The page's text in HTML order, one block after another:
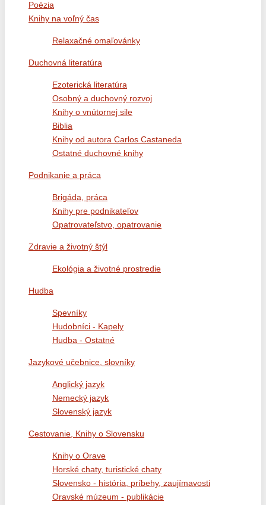
Poézia
Knihy na voľný čas
Relaxačné omaľovánky
Duchovná literatúra
Ezoterická literatúra
Osobný a duchovný rozvoj
Knihy o vnútornej sile
Biblia
Knihy od autora Carlos Castaneda
Ostatné duchovné knihy
Podnikanie a práca
Brigáda, práca
Knihy pre podnikateľov
Opatrovateľstvo, opatrovanie
Zdravie a životný štýl
Ekológia a životné prostredie
Hudba
Spevníky
Hudobníci - Kapely
Hudba - Ostatné
Jazykové učebnice, slovníky
Anglický jazyk
Nemecký jazyk
Slovenský jazyk
Cestovanie, Knihy o Slovensku
Knihy o Orave
Horské chaty, turistické chaty
Slovensko - história, príbehy, zaujímavosti
Oravské múzeum - publikácie